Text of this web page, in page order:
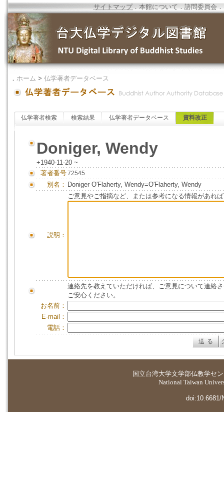
サイトマップ．本館について ．諮問委員会 ．
． ホーム > 仏学著者データベース
仏学著者検索 検索結果 仏学著者データベース 資料改正
Doniger, Wendy
+1940-11-20 ~
著者番号72545
別名： Doniger O'Flaherty, Wendy=O'Flaherty, Wendy
説明：
ご意見やご指摘など、または参考になる情報があれ
連絡先を教えていただければ、ご意見について連絡
ご安心ください。
お名前：
E-mail：
電話：
国立台湾大学文学部仏教学セ
National Taiwan
doi:10.6681/